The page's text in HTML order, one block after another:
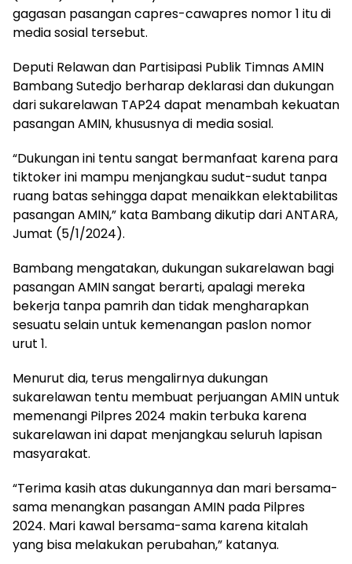
gagasan pasangan capres-cawapres nomor 1 itu di
media sosial tersebut.
Deputi Relawan dan Partisipasi Publik Timnas AMIN
Bambang Sutedjo berharap deklarasi dan dukungan
dari sukarelawan TAP24 dapat menambah kekuatan
pasangan AMIN, khususnya di media sosial.
“Dukungan ini tentu sangat bermanfaat karena para
tiktoker ini mampu menjangkau sudut-sudut tanpa
ruang batas sehingga dapat menaikkan elektabilitas
pasangan AMIN,” kata Bambang dikutip dari ANTARA,
Jumat (5/1/2024).
Bambang mengatakan, dukungan sukarelawan bagi
pasangan AMIN sangat berarti, apalagi mereka
bekerja tanpa pamrih dan tidak mengharapkan
sesuatu selain untuk kemenangan paslon nomor
urut 1.
Menurut dia, terus mengalirnya dukungan
sukarelawan tentu membuat perjuangan AMIN untuk
memenangi Pilpres 2024 makin terbuka karena
sukarelawan ini dapat menjangkau seluruh lapisan
masyarakat.
“Terima kasih atas dukungannya dan mari bersama-
sama menangkan pasangan AMIN pada Pilpres
2024. Mari kawal bersama-sama karena kitalah
yang bisa melakukan perubahan,” katanya.